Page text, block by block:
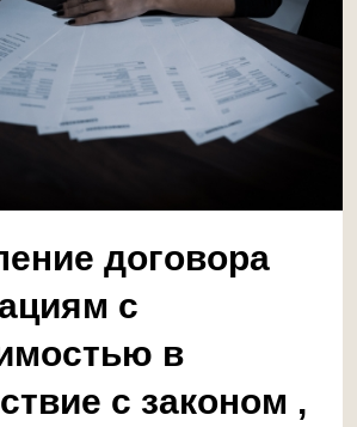
договора
с
в
с законом ,